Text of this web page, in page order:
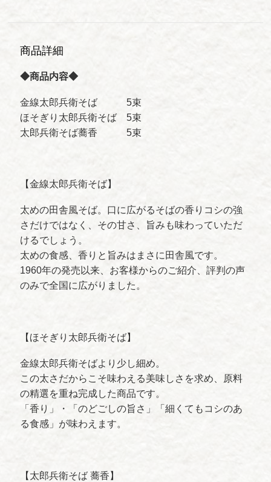
商品詳細
◆商品内容◆
金線太郎兵衛そば 5束
ほそぎり太郎兵衛そば 5束
太郎兵衛そば蕎香 5束
【金線太郎兵衛そば】
太めの田舎風そば。口に広がるそばの香りコシの強
さだけではなく、その甘さ、旨みも味わっていただ
けるでしょう。
太めの食感、香りと旨みはまさに田舎風です。
1960年の発売以来、お客様からのご紹介、評判の声
のみで全国に広がりました。
【ほそぎり太郎兵衛そば】
金線太郎兵衛そばより少し細め。
この太さだからこそ味わえる美味しさを求め、原料
の精選を重ね完成した商品です。
「香り」・「のどごしの旨さ」「細くてもコシのあ
る食感」が味わえます。
【太郎兵衛そば 蕎香】